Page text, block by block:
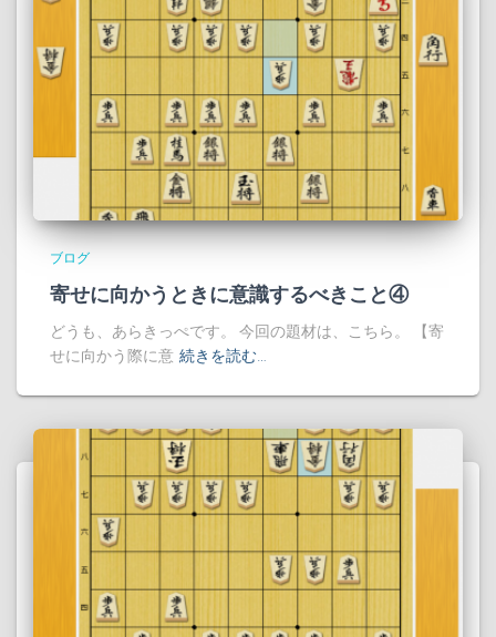
ブログ
寄せに向かうときに意識するべきこと④
どうも、あらきっぺです。 今回の題材は、こちら。 【寄
せに向かう際に意 続きを読む…